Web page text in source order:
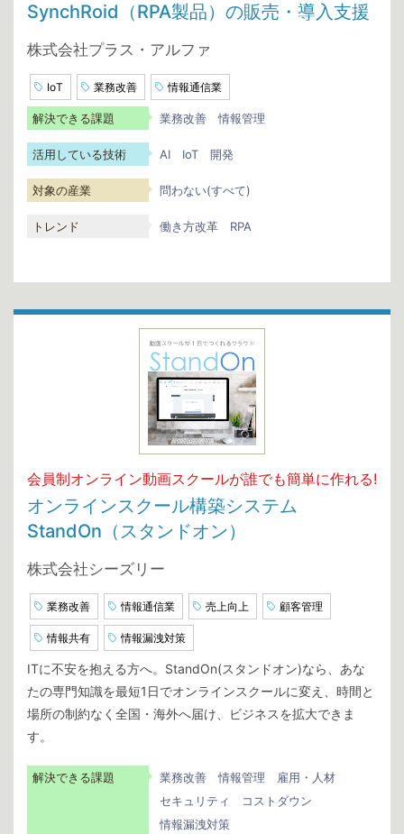
SynchRoid（RPA製品）の販売・導入支援
株式会社プラス・アルファ
IoT 業務改善 情報通信業
解決できる課題 業務改善 情報管理
活用している技術 AI IoT 開発
対象の産業 問わない(すべて)
トレンド 働き方改革 RPA
会員制オンライン動画スクールが誰でも簡単に作れる!
オンラインスクール構築システム
StandOn（スタンドオン）
株式会社シーズリー
業務改善 情報通信業 売上向上 顧客管理
情報共有 情報漏洩対策
ITに不安を抱える方へ。StandOn(スタンドオン)なら、あな
たの専門知識を最短1日でオンラインスクールに変え、時間と
場所の制約なく全国・海外へ届け、ビジネスを拡大できま
す。
解決できる課題 業務改善 情報管理
雇用・人材
セキュリティ
コストダウン
情報漏洩対策